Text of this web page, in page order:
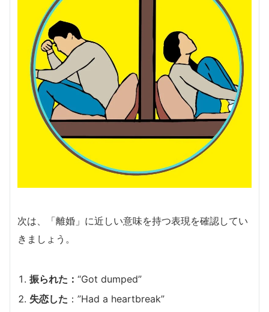
次は、「離婚」に近しい意味を持つ表現を確認してい
きましょう。
振られた： “Got dumped”
失恋した ：”Had a heartbreak”